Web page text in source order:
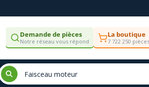
Demande de pièces
Notre réseau vous répond
La boutique
7 722 250